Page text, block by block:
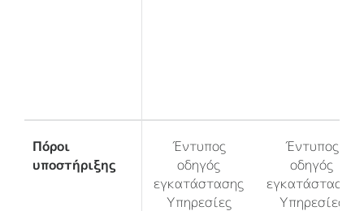
Πόροι
υποστήριξης
Έντυπος
οδηγός
εγκατάστασης
Υπηρεσίες
Έντυπος
οδηγός
εγκατάστασης
Υπηρεσίες